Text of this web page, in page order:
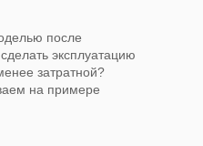
после
эксплуатацию
затратной?
на примере